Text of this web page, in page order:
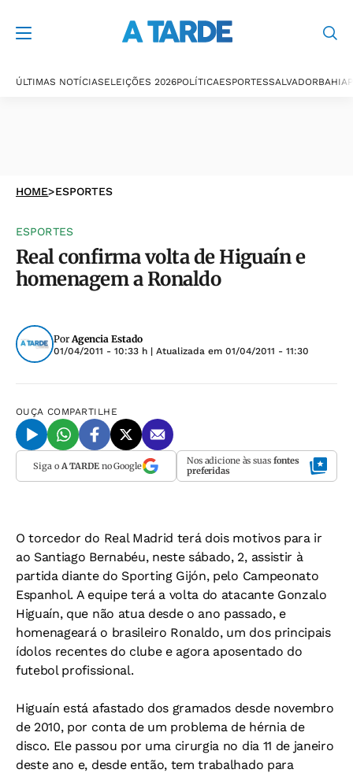
ÚLTIMAS NOTÍCIASELEIÇÕES 2026POLÍTICAESPORTESSALVADORBAHIA
HOME>ESPORTES
ESPORTES
Real confirma volta de Higuaín e
homenagem a Ronaldo
PorAgencia Estado
01/04/2011 - 10:33 h | Atualizada em 01/04/2011 - 11:30
OUÇA COMPARTILHE
Siga o A TARDEno Google Nos adicione às suas fontes
preferidas
O torcedor do Real Madrid terá dois motivos para ir
ao Santiago Bernabéu, neste sábado, 2, assistir à
partida diante do Sporting Gijón, pelo Campeonato
Espanhol. A equipe terá a volta do atacante Gonzalo
Higuaín, que não atua desde o ano passado, e
homenageará o brasileiro Ronaldo, um dos principais
ídolos recentes do clube e agora aposentado do
futebol profissional.
Higuaín está afastado dos gramados desde novembro
de 2010, por conta de um problema de hérnia de
disco. Ele passou por uma cirurgia no dia 11 de janeiro
deste ano e, desde então, tem trabalhado para